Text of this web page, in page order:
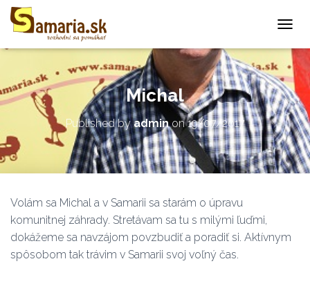
O
G
L
E
N
A
V
I
G
Michal
Published byadminon19/07/2017
Volám sa Michal a v Samarii sa starám o úpravu
komunitnej záhrady. Stretávam sa tu s milými ľuďmi,
dokážeme sa navzájom povzbudiť a poradiť si. Aktívnym
spôsobom tak trávim v Samarii svoj voľný čas.